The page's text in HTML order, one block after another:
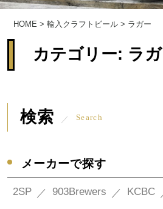
HOME >輸入クラフトビール > ラガー
カテゴリー: ラ
検索 Search
メーカーで探す
2SP 903Brewers KCBC